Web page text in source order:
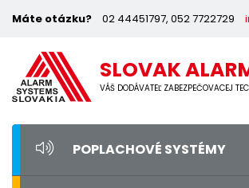
Máte otázku? 02 44451797, 052 7722729
SLOVAK
VÁŠ DODÁVATEĽ ZABEZPEČOVACEJ
POPLACHOVÉ SYSTÉMY